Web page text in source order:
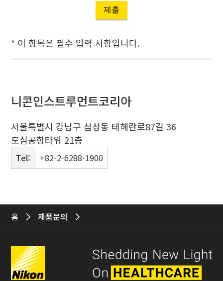
제출
* 이 항목은 필수 입력 사항입니다.
니콘인스트루먼트코리아
서울특별시 강남구 삼성동 테헤란로87길 36
도심공항타워 21층
Tel: +82-2-6288-1900
홈 제품문의